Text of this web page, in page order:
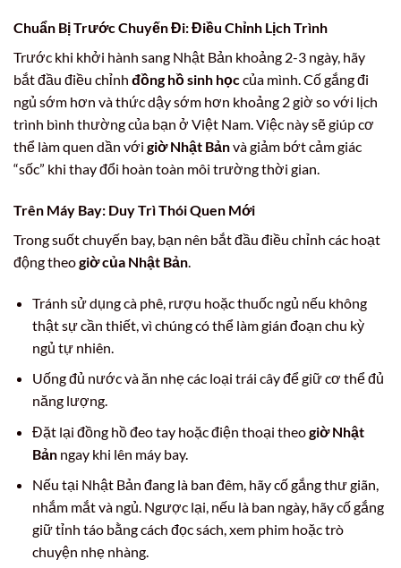
Chuẩn Bị Trước Chuyến Đi: Điều Chỉnh Lịch Trình
Trước khi khởi hành sang Nhật Bản khoảng 2-3 ngày, hãy
bắt đầu điều chỉnh đồng hồ sinh họccủa mình. Cố gắng đi
ngủ sớm hơn và thức dậy sớm hơn khoảng 2 giờ so với lịch
trình bình thường của bạn ở Việt Nam. Việc này sẽ giúp cơ
thể làm quen dần với giờ Nhật Bảnvà giảm bớt cảm giác
“sốc” khi thay đổi hoàn toàn môi trường thời gian.
Trên Máy Bay: Duy Trì Thói Quen Mới
Trong suốt chuyến bay, bạn nên bắt đầu điều chỉnh các hoạt
động theogiờ của Nhật Bản.
Tránh sử dụng cà phê, rượu hoặc thuốc ngủ nếu không
thật sự cần thiết, vì chúng có thể làm gián đoạn chu kỳ
ngủ tự nhiên.
Uống đủ nước và ăn nhẹ các loại trái cây để giữ cơ thể đủ
năng lượng.
Đặt lại đồng hồ đeo tay hoặc điện thoại theogiờ Nhật
Bảnngay khi lên máy bay.
Nếu tại Nhật Bản đang là ban đêm, hãy cố gắng thư giãn,
nhắm mắt và ngủ. Ngược lại, nếu là ban ngày, hãy cố gắng
giữ tỉnh táo bằng cách đọc sách, xem phim hoặc trò
chuyện nhẹ nhàng.